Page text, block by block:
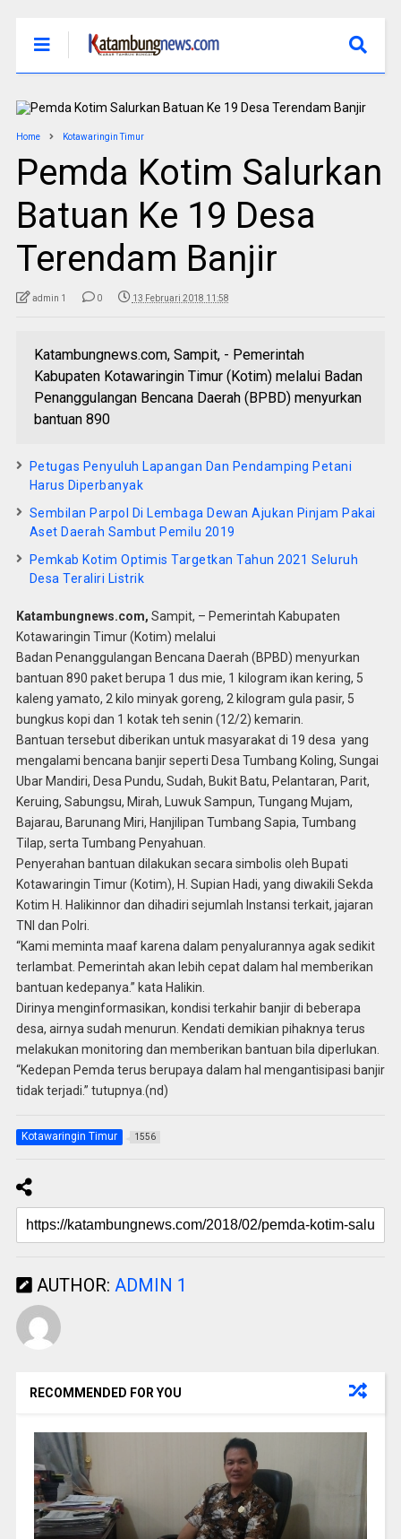
Home Kotawaringin Timur
Pemda Kotim Salurkan
Batuan Ke 19 Desa
Terendam Banjir
admin 1 0 13 Februari 2018 11:58
Katambungnews.com, Sampit, - Pemerintah
Kabupaten Kotawaringin Timur (Kotim) melalui Badan
Penanggulangan Bencana Daerah (BPBD) menyurkan
bantuan 890
Petugas Penyuluh Lapangan Dan Pendamping Petani
Harus Diperbanyak
Sembilan Parpol Di Lembaga Dewan Ajukan Pinjam Pakai
Aset Daerah Sambut Pemilu 2019
Pemkab Kotim Optimis Targetkan Tahun 2021 Seluruh
Desa Teraliri Listrik
Katambungnews.com, Sampit, – Pemerintah Kabupaten
Kotawaringin Timur (Kotim) melalui
Badan Penanggulangan Bencana Daerah (BPBD) menyurkan
bantuan 890 paket berupa 1 dus mie, 1 kilogram ikan kering, 5
kaleng yamato, 2 kilo minyak goreng, 2 kilogram gula pasir, 5
bungkus kopi dan 1 kotak teh senin (12/2) kemarin.
Bantuan tersebut diberikan untuk masyarakat di 19 desa yang
mengalami bencana banjir seperti Desa Tumbang Koling, Sungai
Ubar Mandiri, Desa Pundu, Sudah, Bukit Batu, Pelantaran, Parit,
Keruing, Sabungsu, Mirah, Luwuk Sampun, Tungang Mujam,
Bajarau, Barunang Miri, Hanjilipan Tumbang Sapia, Tumbang
Tilap, serta Tumbang Penyahuan.
Penyerahan bantuan dilakukan secara simbolis oleh Bupati
Kotawaringin Timur (Kotim), H. Supian Hadi, yang diwakili Sekda
Kotim H. Halikinnor dan dihadiri sejumlah Instansi terkait, jajaran
TNI dan Polri.
“Kami meminta maaf karena dalam penyalurannya agak sedikit
terlambat. Pemerintah akan lebih cepat dalam hal memberikan
bantuan kedepanya.” kata Halikin.
Dirinya menginformasikan, kondisi terkahir banjir di beberapa
desa, airnya sudah menurun. Kendati demikian pihaknya terus
melakukan monitoring dan memberikan bantuan bila diperlukan.
“Kedepan Pemda terus berupaya dalam hal mengantisipasi banjir
tidak terjadi.” tutupnya.(nd)
Kotawaringin Timur 1556
AUTHOR: ADMIN 1
RECOMMENDED FOR YOU